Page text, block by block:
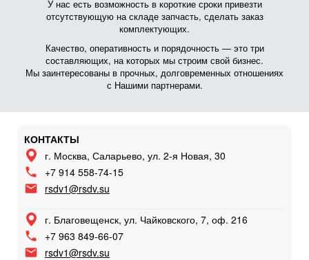
У нас есть возможность в короткие сроки привезти
отсутствующую на складе запчасть, сделать заказ
комплектующих.
Качество, оперативность и порядочность — это три
составляющих, на которых мы строим свой бизнес.
Мы заинтересованы в прочных, долговременных отношениях
с Нашими партнерами.
КОНТАКТЫ
г. Москва, Саларьево, ул. 2-я Новая, 30
+7 914 558-74-15
rsdv1@rsdv.su
г. Благовещенск, ул. Чайковского, 7, оф. 216
+7 963 849-66-07
rsdv1@rsdv.su